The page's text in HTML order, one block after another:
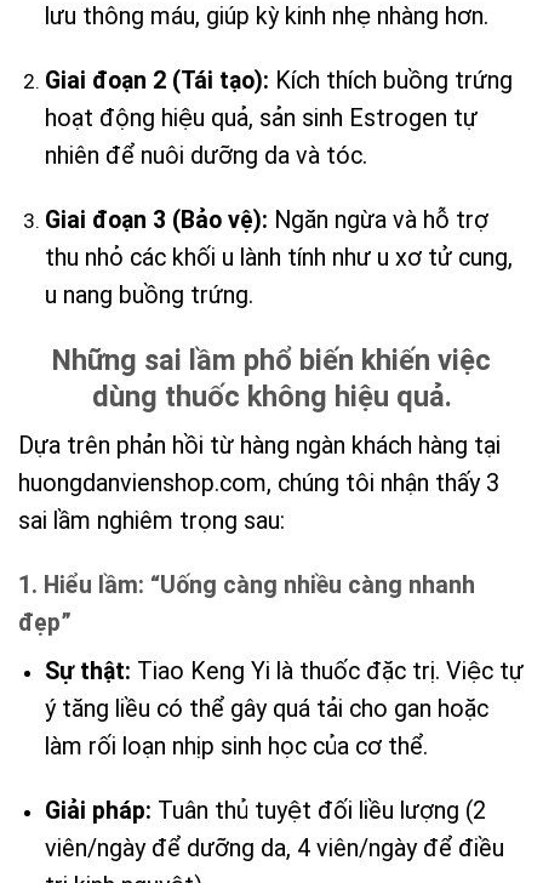
lưu thông máu, giúp kỳ kinh nhẹ nhàng hơn.
Giai đoạn 2 (Tái tạo): Kích thích buồng trứng
hoạt động hiệu quả, sản sinh Estrogen tự
nhiên để nuôi dưỡng da và tóc.
Giai đoạn 3 (Bảo vệ): Ngăn ngừa và hỗ trợ
thu nhỏ các khối u lành tính như u xơ tử cung,
u nang buồng trứng.
Những sai lầm phổ biến khiến việc
dùng thuốc không hiệu quả.
Dựa trên phản hồi từ hàng ngàn khách hàng tại
huongdanvienshop.com, chúng tôi nhận thấy 3
sai lầm nghiêm trọng sau:
1. Hiểu lầm: “Uống càng nhiều càng nhanh
đẹp”
Sự thật: Tiao Keng Yi là thuốc đặc trị. Việc tự
ý tăng liều có thể gây quá tải cho gan hoặc
làm rối loạn nhịp sinh học của cơ thể.
Giải pháp: Tuân thủ tuyệt đối liều lượng (2
viên/ngày để dưỡng da, 4 viên/ngày để điều